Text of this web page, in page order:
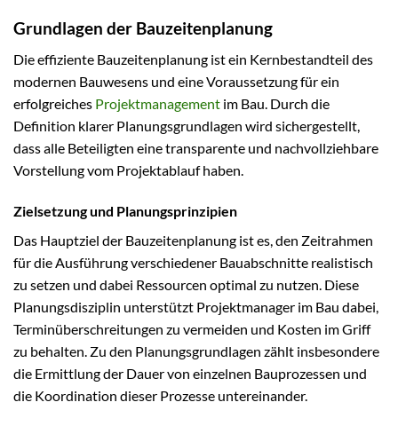
Grundlagen der Bauzeitenplanung
Die effiziente Bauzeitenplanung ist ein Kernbestandteil des
modernen Bauwesens und eine Voraussetzung für ein
erfolgreiches Projektmanagement im Bau. Durch die
Definition klarer Planungsgrundlagen wird sichergestellt,
dass alle Beteiligten eine transparente und nachvollziehbare
Vorstellung vom Projektablauf haben.
Zielsetzung und Planungsprinzipien
Das Hauptziel der Bauzeitenplanung ist es, den Zeitrahmen
für die Ausführung verschiedener Bauabschnitte realistisch
zu setzen und dabei Ressourcen optimal zu nutzen. Diese
Planungsdisziplin unterstützt Projektmanager im Bau dabei,
Terminüberschreitungen zu vermeiden und Kosten im Griff
zu behalten. Zu den Planungsgrundlagen zählt insbesondere
die Ermittlung der Dauer von einzelnen Bauprozessen und
die Koordination dieser Prozesse untereinander.